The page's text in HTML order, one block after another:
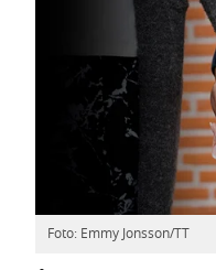
Foto: Emmy Jonsson/TT